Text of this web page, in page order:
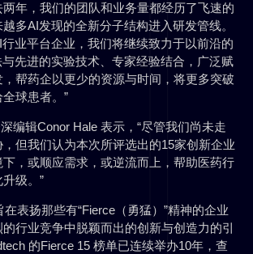
年，我们的团队和业务量都经历了飞速的
多AI发现的全新分子结构进入研发管线。
业平台企业，我们将继续致力于以前沿的
先进的实验技术、专家经验结合，广泛赋
帮药企以更少的资源与时间，将更多突破
球患者。”
编辑Conor Hale 表示，“尽管我们尚未走
但我们认为本次所评选出的15家创新企业
，或顺应需求，或逆流而上，帮助医药行
级。”
表扬那些有“Fierce（勇猛）”精神的企业
行业竞争中脱颖而出的创新与创造力的引
的Fierce 15 榜单已连续举办10年，查